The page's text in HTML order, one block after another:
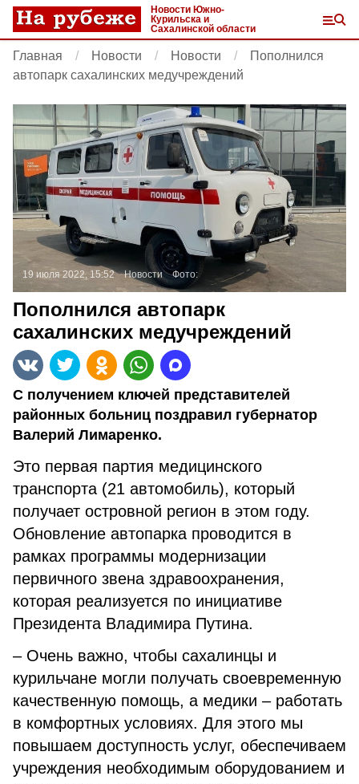
Новости Южно-
Курильска и
Сахалинской области
Главная Новости Новости
Пополнился
автопарк сахалинских медучреждений
19 июля 2022, 15:52 Новости Фото:
Пополнился автопарк
сахалинских медучреждений
С получением ключей представителей
районных больниц поздравил губернатор
Валерий Лимаренко.
Это первая партия медицинского
транспорта (21 автомобиль), который
получает островной регион в этом году.
Обновление автопарка проводится в
рамках программы модернизации
первичного звена здравоохранения,
которая реализуется по инициативе
Президента Владимира Путина.
– Очень важно, чтобы сахалинцы и
курильчане могли получать своевременную
качественную помощь, а медики – работать
в комфортных условиях. Для этого мы
повышаем доступность услуг, обеспечиваем
учреждения необходимым оборудованием и